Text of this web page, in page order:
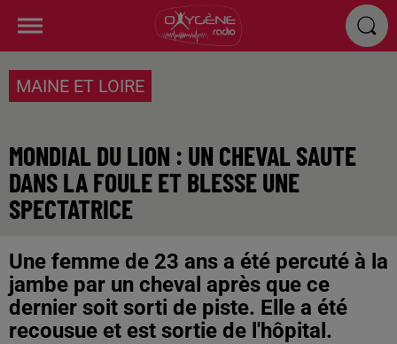
MAINE ET LOIRE
MONDIAL DU LION : UN CHEVAL SAUTE
DANS LA FOULE ET BLESSE UNE
SPECTATRICE
Une femme de 23 ans a été percuté à la
jambe par un cheval après que ce
dernier soit sorti de piste. Elle a été
recousue et est sortie de l'hôpital.